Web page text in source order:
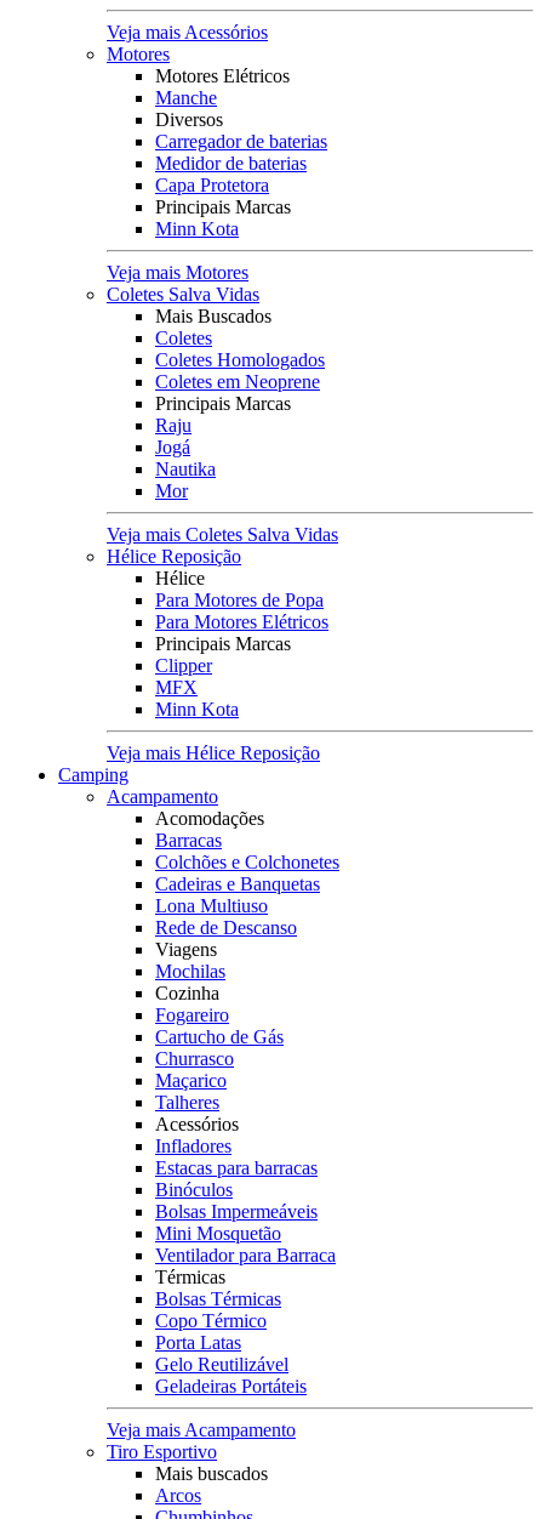
Veja mais Acessórios
Motores
Motores Elétricos
Manche
Diversos
Carregador de baterias
Medidor de baterias
Capa Protetora
Principais Marcas
Minn Kota
Veja mais Motores
Coletes Salva Vidas
Mais Buscados
Coletes
Coletes Homologados
Coletes em Neoprene
Principais Marcas
Raju
Jogá
Nautika
Mor
Veja mais Coletes Salva Vidas
Hélice Reposição
Hélice
Para Motores de Popa
Para Motores Elétricos
Principais Marcas
Clipper
MFX
Minn Kota
Veja mais Hélice Reposição
Camping
Acampamento
Acomodações
Barracas
Colchões e Colchonetes
Cadeiras e Banquetas
Lona Multiuso
Rede de Descanso
Viagens
Mochilas
Cozinha
Fogareiro
Cartucho de Gás
Churrasco
Maçarico
Talheres
Acessórios
Infladores
Estacas para barracas
Binóculos
Bolsas Impermeáveis
Mini Mosquetão
Ventilador para Barraca
Térmicas
Bolsas Térmicas
Copo Térmico
Porta Latas
Gelo Reutilizável
Geladeiras Portáteis
Veja mais Acampamento
Tiro Esportivo
Mais buscados
Arcos